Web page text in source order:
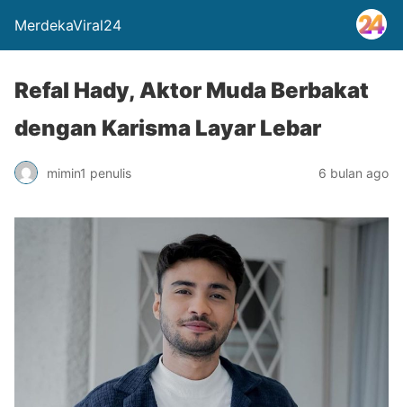
MerdekaViral24
Refal Hady, Aktor Muda Berbakat
dengan Karisma Layar Lebar
mimin1 penulis 6 bulan ago